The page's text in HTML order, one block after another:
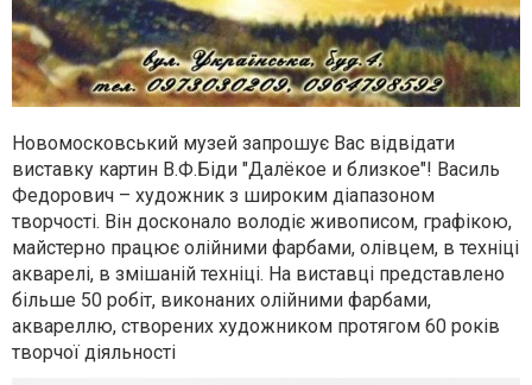
Новомосковський музей запрошує Вас відвідати
виставку картин В.Ф.Біди "Далёкое и близкое"! Василь
Федорович – художник з широким діапазоном
творчості. Він досконало володіє живописом, графікою,
майстерно працює олійними фарбами, олівцем, в техніці
акварелі, в змішаній техніці. На виставці представлено
більше 50 робіт, виконаних олійними фарбами,
аквареллю, створених художником протягом 60 років
творчої діяльності